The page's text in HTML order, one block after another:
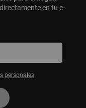
en tu e-
personales